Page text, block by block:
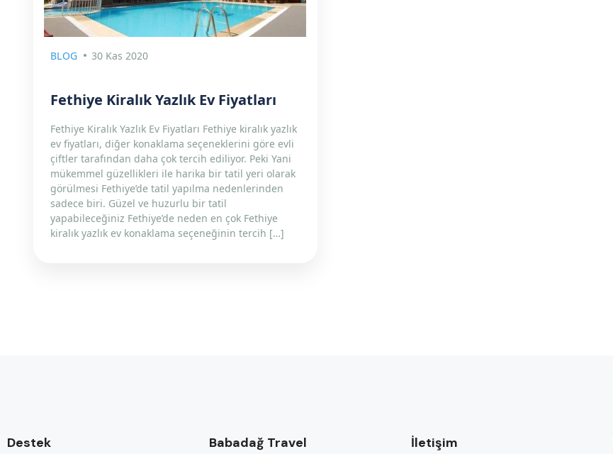
BLOG 30 Kas 2020
Fethiye Kiralık Yazlık Ev Fiyatları
Fethiye Kiralık Yazlık Ev Fiyatları Fethiye kiralık yazlık
ev fiyatları, diğer konaklama seçeneklerini göre evli
çiftler tarafından daha çok tercih ediliyor. Peki Yani
mükemmel güzellikleri ile harika bir tatil yeri olarak
görülmesi Fethiye’de tatil yapılma nedenlerinden
sadece biri. Güzel ve huzurlu bir tatil
yapabileceğiniz Fethiye’de neden en çok Fethiye
kiralık yazlık ev konaklama seçeneğinin tercih […]
Destek Babadağ Travel İletişim